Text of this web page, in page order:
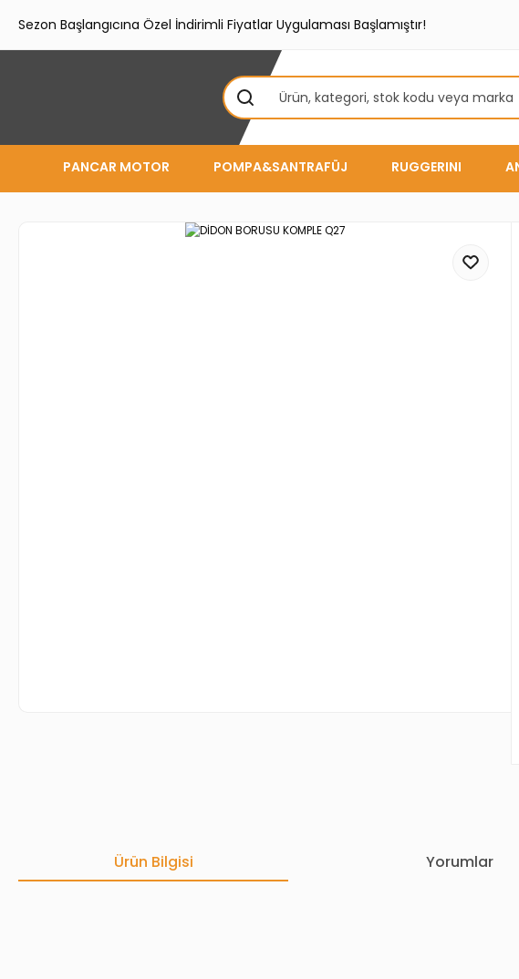
Sezon Başlangıcına Özel İndirimli Fiyatlar Uygulaması Başlamıştır!
PANCAR MOTOR POMPA&SANTRAFÜJ RUGGERINI
Ürün Bilgisi Yorumlar